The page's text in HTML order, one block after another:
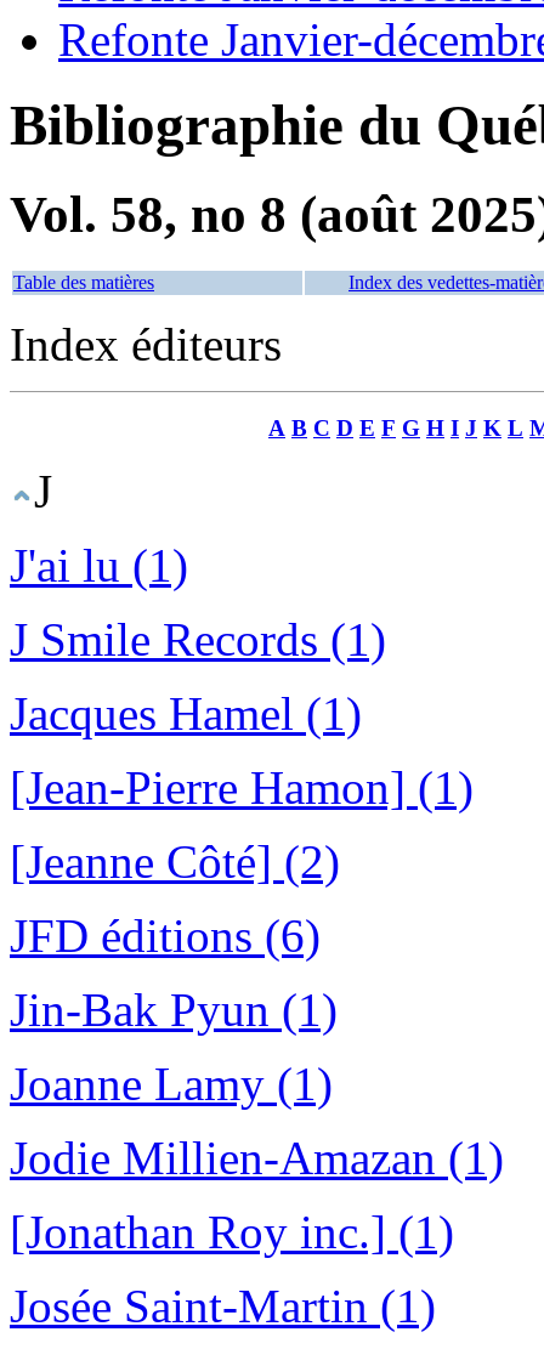
Refonte Janvier-
Bibliographie du
Vol. 58, no 8 (août
Table des matières Index des vedettes-
Index éditeurs
A B C D E F G H I J K L
J
J'ai lu (1)
J Smile Records (1)
Jacques Hamel (1)
[Jean-Pierre Hamon] (1)
[Jeanne Côté] (2)
JFD éditions (6)
Jin-Bak Pyun (1)
Joanne Lamy (1)
Jodie Millien-Amazan (1)
[Jonathan Roy inc.] (1)
Josée Saint-Martin (1)